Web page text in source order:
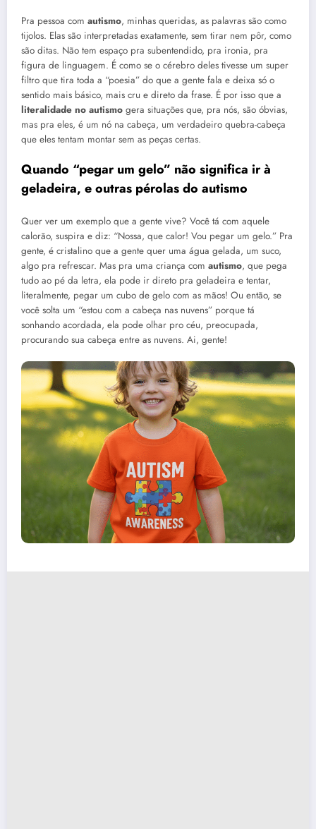
Pra pessoa com autismo, minhas queridas, as palavras são como
tijolos. Elas são interpretadas exatamente, sem tirar nem pôr, como
são ditas. Não tem espaço pra subentendido, pra ironia, pra
figura de linguagem. É como se o cérebro deles tivesse um super
filtro que tira toda a “poesia” do que a gente fala e deixa só o
sentido mais básico, mais cru e direto da frase. É por isso que a
literalidade no autismo gera situações que, pra nós, são óbvias,
mas pra eles, é um nó na cabeça, um verdadeiro quebra-cabeça
que eles tentam montar sem as peças certas.
Quando “pegar um gelo” não significa ir à
geladeira, e outras pérolas do autismo
Quer ver um exemplo que a gente vive? Você tá com aquele
calorão, suspira e diz: “Nossa, que calor! Vou pegar um gelo.” Pra
gente, é cristalino que a gente quer uma água gelada, um suco,
algo pra refrescar. Mas pra uma criança com autismo, que pega
tudo ao pé da letra, ela pode ir direto pra geladeira e tentar,
literalmente, pegar um cubo de gelo com as mãos! Ou então, se
você solta um “estou com a cabeça nas nuvens” porque tá
sonhando acordada, ela pode olhar pro céu, preocupada,
procurando sua cabeça entre as nuvens. Ai, gente!